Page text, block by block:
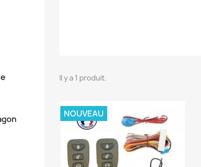
Il y a 1 produit.
NOUVEAU